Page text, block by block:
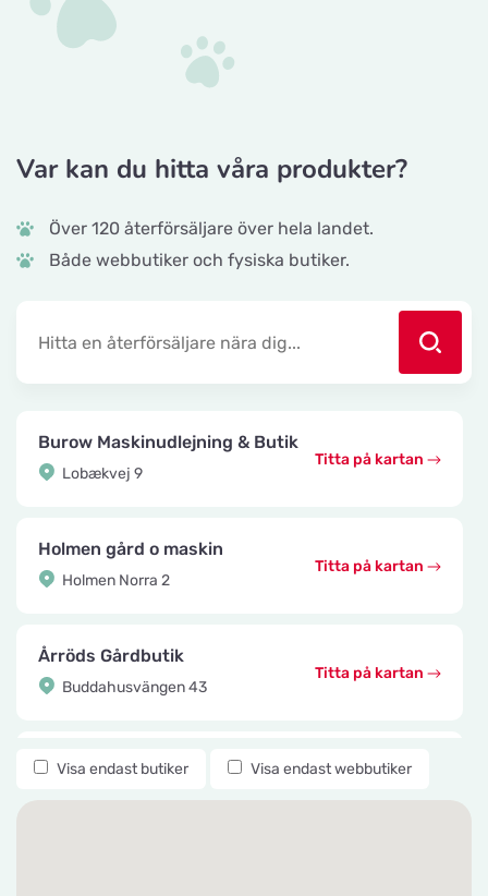
Var kan du hitta våra produkter?
Över 120 återförsäljare över hela landet.
Både webbutiker och fysiska butiker.
Burow Maskinudlejning & Butik
Lobækvej 9
Titta på kartan
Holmen gård o maskin
Holmen Norra 2
Titta på kartan
Årröds Gårdbutik
Buddahusvängen 43
Titta på kartan
Knuttes Djurcenter
Titta på kartan
Visa endast butiker Visa endast webbutiker